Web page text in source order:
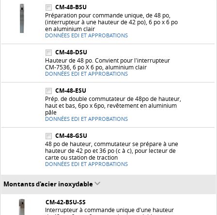
CM-48-BSU
Préparation pour commande unique, de 48 po,
(interrupteur à une hauteur de 42 po), 6 po x 6 po
en aluminium clair
DONNÉES EDI ET APPROBATIONS
CM-48-DSU
Hauteur de 48 po. Convient pour l'interrupteur
CM-7536, 6 po X 6 po, aluminium clair
DONNÉES EDI ET APPROBATIONS
CM-48-ESU
Prép. de double commutateur de 48po de hauteur,
haut et bas, 6po x 6po, revêtement en aluminium
pâle
DONNÉES EDI ET APPROBATIONS
CM-48-GSU
48 po de hauteur, commutateur se prépare à une
hauteur de 42 po et 36 po (c à c), pour lecteur de
carte ou station de traction
DONNÉES EDI ET APPROBATIONS
Montants d'acier inoxydable
CM-42-BSU-SS
Interrupteur à commande unique d'une hauteur